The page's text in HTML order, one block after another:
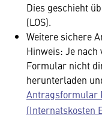
Dies geschieht
(LOS).
Weitere sichere
Hinweis: Je
Formular nicht
herunterladen
Antragsformular
(Internatskosten